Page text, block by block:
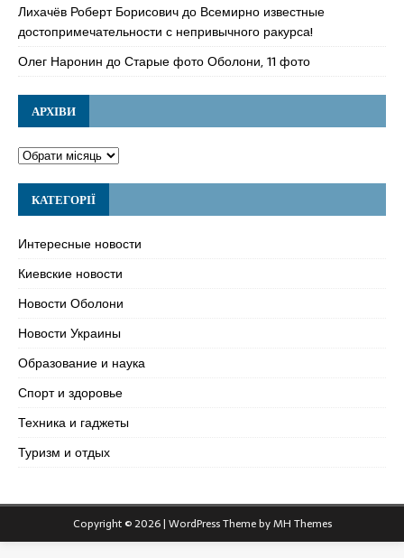
Лихачёв Роберт Борисовичдо Всемирно известные
достопримечательности с непривычного ракурса!
Олег Наронин доСтарые фото Оболони, 11 фото
АРХІВИ
КАТЕГОРІЇ
Интересные новости
Киевские новости
Новости Оболони
Новости Украины
Образование и наука
Спорт и здоровье
Техника и гаджеты
Туризм и отдых
Copyright © 2026 | WordPress Theme byMH Themes